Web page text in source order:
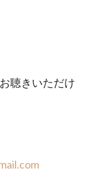
聴きいただけ